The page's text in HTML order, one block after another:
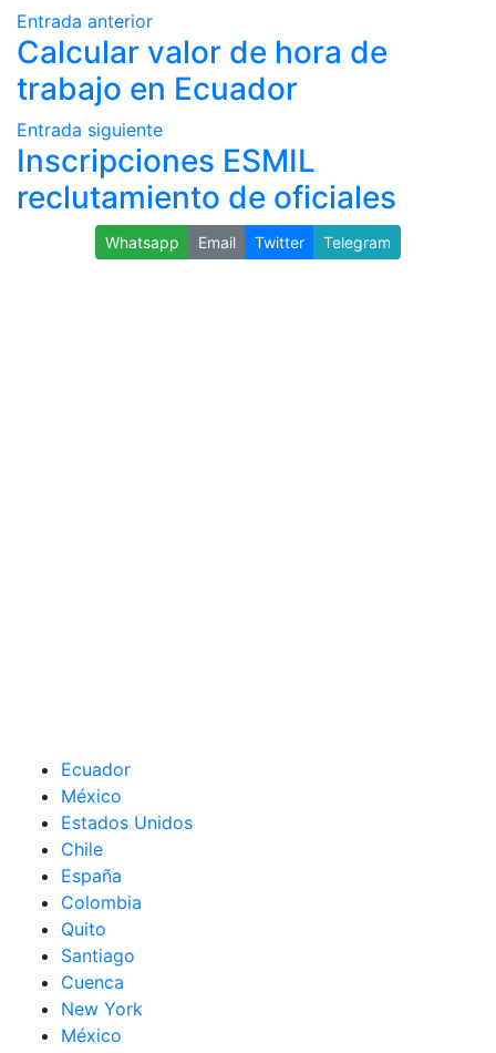
Entrada anterior
Calcular valor de hora de
trabajo en Ecuador
Entrada siguiente
Inscripciones ESMIL
reclutamiento de oficiales
Whatsapp Email Twitter Telegram
Ecuador
México
Estados Unidos
Chile
España
Colombia
Quito
Santiago
Cuenca
New York
México